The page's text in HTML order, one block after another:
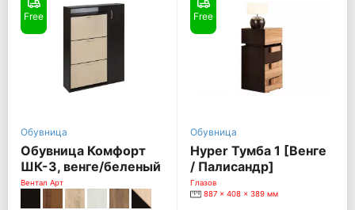
Free
Обувница
Обувница Комфорт
ШК-3, венге/беленый
дуб
Вентал Арт
Free
Обувница
Hyper Тумба 1 [Венге
/ Палисандр]
Глазов
887 x 408 x 389 мм